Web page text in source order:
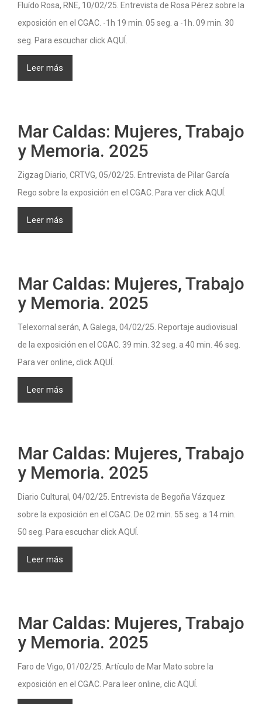
Fluído Rosa, RNE, 10/02/25. Entrevista de Rosa Pérez sobre la
exposición en el CGAC. -1h 19 min. 05 seg. a -1h. 09 min. 30
seg. Para escuchar click AQUÍ.
Leer más
Mar Caldas: Mujeres, Trabajo
y Memoria. 2025
Zigzag Diario, CRTVG, 05/02/25. Entrevista de Pilar García
Rego sobre la exposición en el CGAC. Para ver click AQUÍ.
Leer más
Mar Caldas: Mujeres, Trabajo
y Memoria. 2025
Telexornal serán, A Galega, 04/02/25. Reportaje audiovisual
de la exposición en el CGAC. 39 min. 32 seg. a 40 min. 46 seg.
Para ver online, click AQUÍ.
Leer más
Mar Caldas: Mujeres, Trabajo
y Memoria. 2025
Diario Cultural, 04/02/25. Entrevista de Begoña Vázquez
sobre la exposición en el CGAC. De 02 min. 55 seg. a 14 min.
50 seg. Para escuchar click AQUÍ.
Leer más
Mar Caldas: Mujeres, Trabajo
y Memoria. 2025
Faro de Vigo, 01/02/25. Artículo de Mar Mato sobre la
exposición en el CGAC. Para leer online, clic AQUÍ.